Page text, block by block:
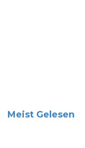
Meist Gelesen